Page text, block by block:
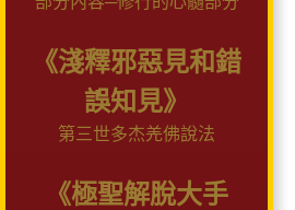
《淺釋邪惡見和錯
誤知見》
第三世多杰羌佛說法
《極聖解脫大手